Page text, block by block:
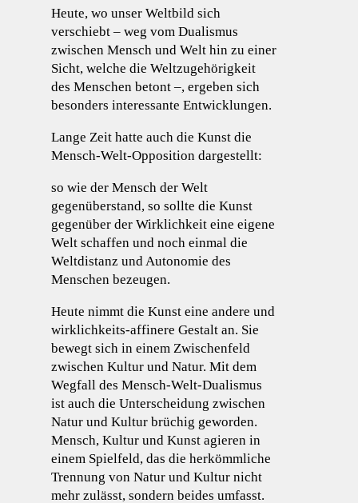
Heute, wo unser Weltbild sich
verschiebt – weg vom Dualismus
zwischen Mensch und Welt hin zu einer
Sicht, welche die Weltzugehörigkeit
des Menschen betont –, ergeben sich
besonders interessante Entwicklungen.
Lange Zeit hatte auch die Kunst die
Mensch-Welt-Opposition dargestellt:
so wie der Mensch der Welt
gegenüberstand, so sollte die Kunst
gegenüber der Wirklichkeit eine eigene
Welt schaffen und noch einmal die
Weltdistanz und Autonomie des
Menschen bezeugen.
Heute nimmt die Kunst eine andere und
wirklichkeits-affinere Gestalt an. Sie
bewegt sich in einem Zwischenfeld
zwischen Kultur und Natur. Mit dem
Wegfall des Mensch-Welt-Dualismus
ist auch die Unterscheidung zwischen
Natur und Kultur brüchig geworden.
Mensch, Kultur und Kunst agieren in
einem Spielfeld, das die herkömmliche
Trennung von Natur und Kultur nicht
mehr zulässt, sondern beides umfasst.